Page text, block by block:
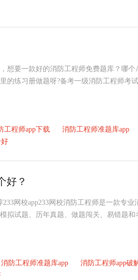
想要一款好的消防工程师免费题库？哪个
的练习册做题呀?备考一级消防工程师考
工程师app下载 消防工程师准题库app
好？
网校app233网校消防工程师是一款专
拟试题、历年真题、做题闯关、易错题
消防工程师准题库app 消防工程师app破